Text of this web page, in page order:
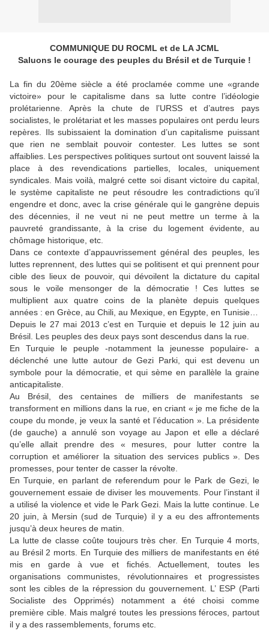
COMMUNIQUE DU ROCML et de LA JCML
Saluons le courage des peuples du Brésil et de Turquie !
La fin du 20ème siècle a été proclamée comme une «grande
victoire» pour le capitalisme dans sa lutte contre l’idéologie
prolétarienne. Après la chute de l’URSS et d’autres pays
socialistes, le prolétariat et les masses populaires ont perdu leurs
repères. Ils subissaient la domination d’un capitalisme puissant
que rien ne semblait pouvoir contester. Les luttes se sont
affaiblies. Les perspectives politiques surtout ont souvent laissé la
place à des revendications partielles, locales, uniquement
syndicales. Mais voilà, malgré cette soi disant victoire du capital,
le système capitaliste ne peut résoudre les contradictions qu’il
engendre et donc, avec la crise générale qui le gangrène depuis
des décennies, il ne veut ni ne peut mettre un terme à la
pauvreté grandissante, à la crise du logement évidente, au
chômage historique, etc.
Dans ce contexte d’appauvrissement général des peuples, les
luttes reprennent, des luttes qui se politisent et qui prennent pour
cible des lieux de pouvoir, qui dévoilent la dictature du capital
sous le voile mensonger de la démocratie ! Ces luttes se
multiplient aux quatre coins de la planète depuis quelques
années : en Grèce, au Chili, au Mexique, en Egypte, en Tunisie…
Depuis le 27 mai 2013 c’est en Turquie et depuis le 12 juin au
Brésil. Les peuples des deux pays sont descendus dans la rue.
En Turquie le peuple -notamment la jeunesse populaire- a
déclenché une lutte autour de Gezi Parki, qui est devenu un
symbole pour la démocratie, et qui sème en parallèle la graine
anticapitaliste.
Au Brésil, des centaines de milliers de manifestants se
transforment en millions dans la rue, en criant « je me fiche de la
coupe du monde, je veux la santé et l’éducation ». La présidente
(de gauche) a annulé son voyage au Japon et elle a déclaré
qu’elle allait prendre des « mesures, pour lutter contre la
corruption et améliorer la situation des services publics ». Des
promesses, pour tenter de casser la révolte.
En Turquie, en parlant de referendum pour le Park de Gezi, le
gouvernement essaie de diviser les mouvements. Pour l’instant il
a utilisé la violence et vide le Park Gezi. Mais la lutte continue. Le
20 juin, à Mersin (sud de Turquie) il y a eu des affrontements
jusqu’à deux heures de matin.
La lutte de classe coûte toujours très cher. En Turquie 4 morts,
au Brésil 2 morts. En Turquie des milliers de manifestants en été
mis en garde à vue et fichés. Actuellement, toutes les
organisations communistes, révolutionnaires et progressistes
sont les cibles de la répression du gouvernement. L’ ESP (Parti
Socialiste des Opprimés) notamment a été choisi comme
première cible. Mais malgré toutes les pressions féroces, partout
il y a des rassemblements, forums etc.